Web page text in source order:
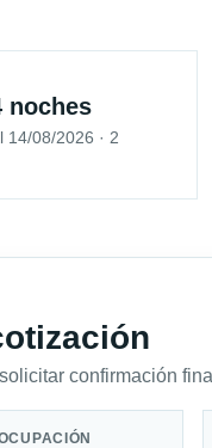
noches
14/08/2026 · 2
confirmación